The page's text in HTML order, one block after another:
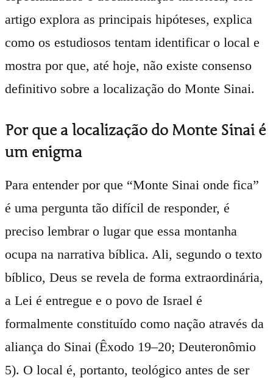
artigo explora as principais hipóteses, explica
como os estudiosos tentam identificar o local e
mostra por que, até hoje, não existe consenso
definitivo sobre a localização do Monte Sinai.
Por que a localização do Monte Sinai é
um enigma
Para entender por que “Monte Sinai onde fica”
é uma pergunta tão difícil de responder, é
preciso lembrar o lugar que essa montanha
ocupa na narrativa bíblica. Ali, segundo o texto
bíblico, Deus se revela de forma extraordinária,
a Lei é entregue e o povo de Israel é
formalmente constituído como nação através da
aliança do Sinai (Êxodo 19–20; Deuteronômio
5). O local é, portanto, teológico antes de ser